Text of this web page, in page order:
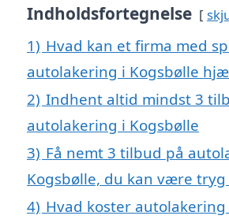
Indholdsfortegnelse
1) Hvad kan et firma med
autolakering i Kogsbølle
2) Indhent altid mindst 3
autolakering i Kogsbølle
3) Få nemt 3 tilbud på
Kogsbølle, du kan være tryg
4) Hvad koster autolakering